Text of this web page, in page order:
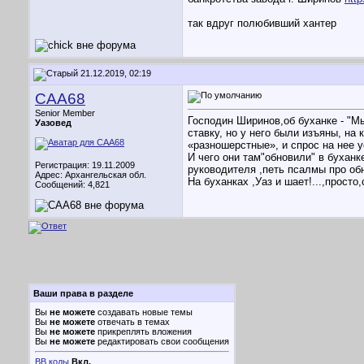
так вдруг полюбивший хантер
21.12.2019, 02:19
CAA68
Senior Member
Уазовед
Регистрация: 19.11.2009
Адрес: Архангельская обл.
Сообщений: 4,821
Господин Ширинов,об буханке -
ставку, но у него были изъяны, на
«разношерстные», и спрос на нее
И чего они там"обновили" в
руководителя ,петь псалмы про
На буханках ,Уаз и
Ваши права в разделе
Вы не можете создавать новые темы
Вы не можете отвечать в темах
Вы не можете прикреплять вложения
Вы не можете редактировать свои сообщения
BB коды Вкл.